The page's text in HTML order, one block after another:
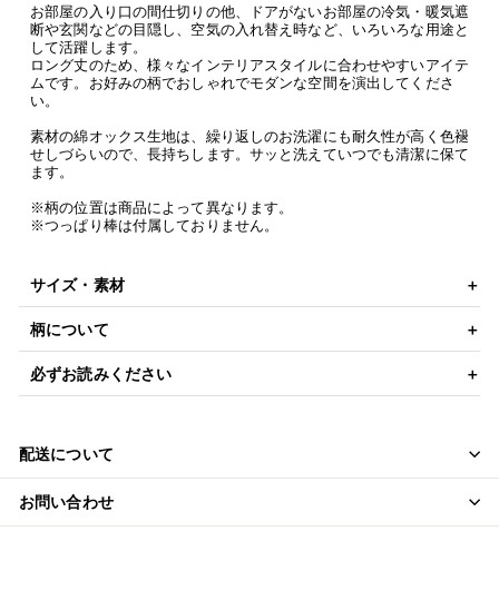
お部屋の入り口の間仕切りの他、ドアがないお部屋の冷気・暖気遮
断や玄関などの目隠し、空気の入れ替え時など、いろいろな用途と
して活躍します。
ロング丈のため、様々なインテリアスタイルに合わせやすいアイテ
ムです。お好みの柄でおしゃれでモダンな空間を演出してくださ
い。
素材の綿オックス生地は、繰り返しのお洗濯にも耐久性が高く色褪
せしづらいので、長持ちします。サッと洗えていつでも清潔に保て
ます。
※柄の位置は商品によって異なります。
※つっぱり棒は付属しておりません。
サイズ・素材
柄について
必ずお読みください
配送について
お問い合わせ